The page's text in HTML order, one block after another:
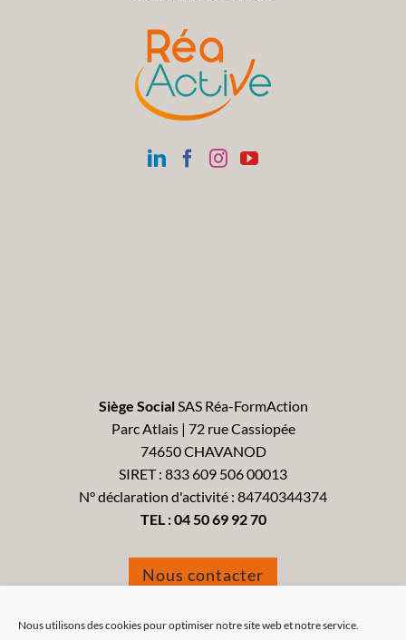
Nous utilisons des cookies pour optimiser notre site web et notre service.
Siège SocialSAS Réa-FormAction
Parc Atlais | 72 rue Cassiopée
74650 CHAVANOD
SIRET : 833 609 506 00013
N° déclaration d'activité : 84740344374
TEL :04 50 69 92 70
Nous contacter